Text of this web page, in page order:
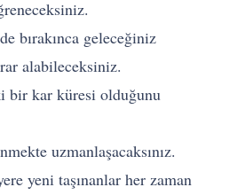
bırakınca geleceğiniz
alabileceksiniz.
bir kar küresi olduğunu
uzmanlaşacaksınız.
yeni taşınanlar her zaman